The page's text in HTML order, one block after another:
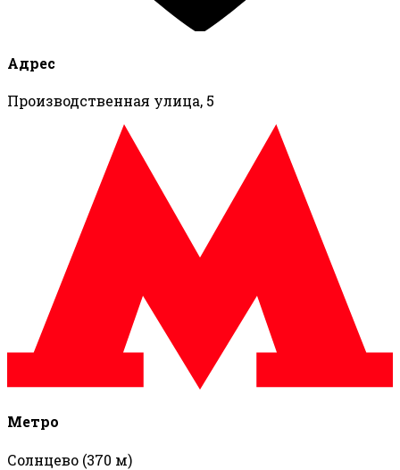
Адрес
Производственная улица, 5
Метро
Солнцево (370 м)